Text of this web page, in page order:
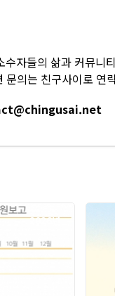
자들의 삶과 커뮤니
문의는 친구사이로 연
2026년